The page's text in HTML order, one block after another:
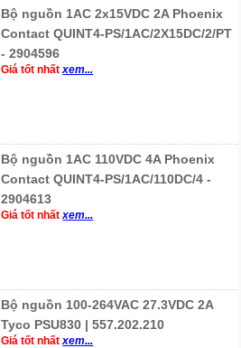
Bộ nguồn 1AC 2x15VDC 2A Phoenix
Contact QUINT4-PS/1AC/2X15DC/2/PT
- 2904596
Giá tốt nhấtxem...
Bộ nguồn 1AC 110VDC 4A Phoenix
Contact QUINT4-PS/1AC/110DC/4 -
2904613
Giá tốt nhấtxem...
Bộ nguồn 100-264VAC 27.3VDC 2A
Tyco PSU830 | 557.202.210
Giá tốt nhấtxem...